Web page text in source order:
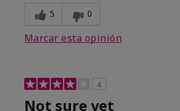
5 0
Marcar esta opinión
4
Not sure yet